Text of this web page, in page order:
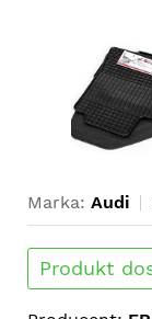
Marka: Audi
Produkt